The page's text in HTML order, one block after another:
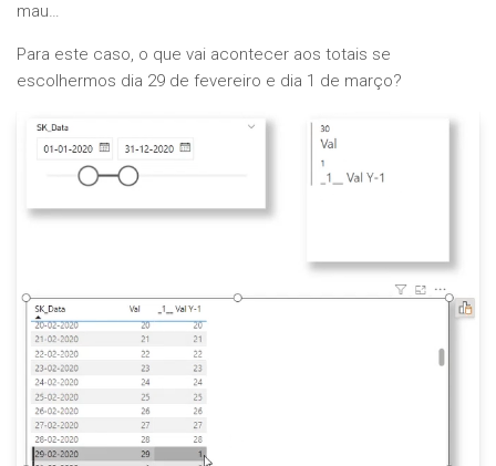
mau…
Para este caso, o que vai acontecer aos totais se
escolhermos dia 29 de fevereiro e dia 1 de março?